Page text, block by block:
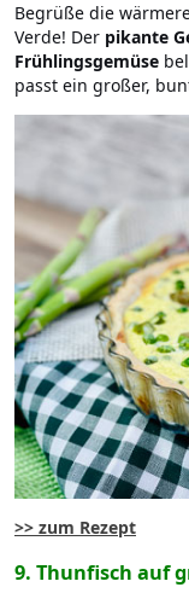
Begrüße die
Verde! Der pikante
Frühlingsgemüse
passt ein großer,
>> zum Rezept
9. Thunfisch auf